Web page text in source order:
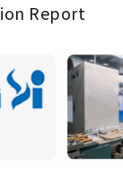
Report